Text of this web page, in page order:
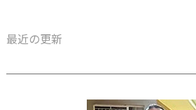
最近の更新